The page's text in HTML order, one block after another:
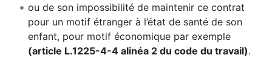
ou de son impossibilité de maintenir ce contrat
pour un motif étranger à l’état de santé de son
enfant, pour motif économique par exemple
(article L.1225-4-4 alinéa 2 du code du travail).